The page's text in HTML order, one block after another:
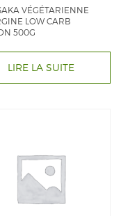
VÉGÉTARIENNE
LOW CARB
500G
LIRE LA SUITE